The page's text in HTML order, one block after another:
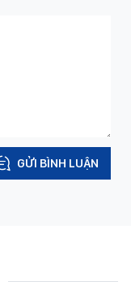
GỬI BÌNH LUẬN